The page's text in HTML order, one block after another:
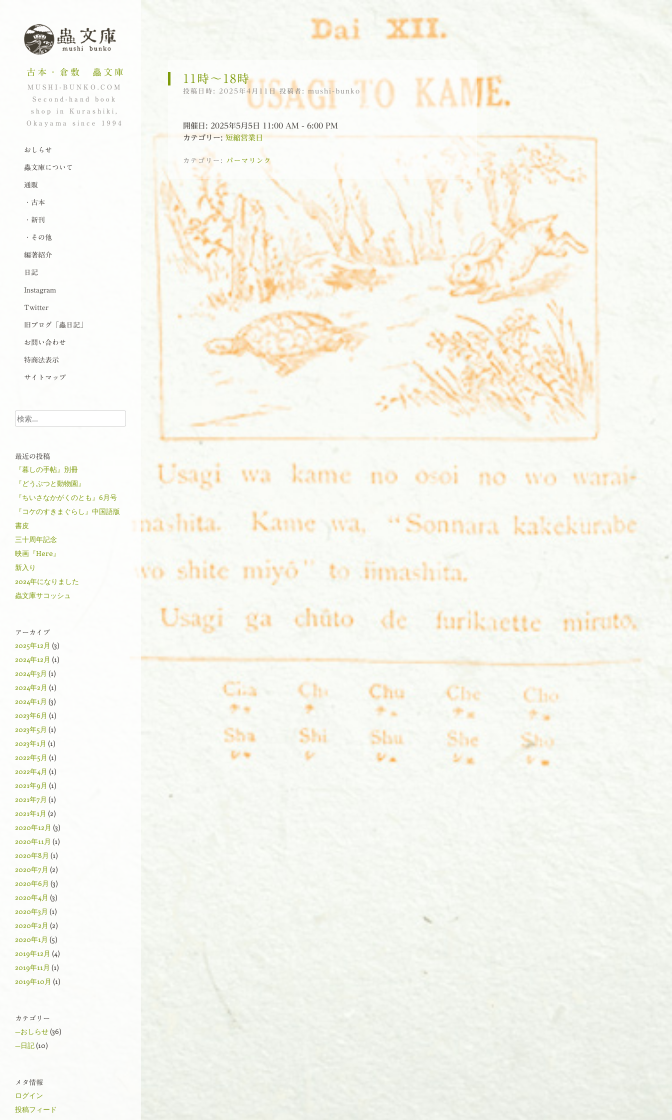
古本・倉敷 蟲文庫
MUSHI-BUNKO.COM
Second-hand book
shop in Kurashiki,
Okayama since 1994
ナビゲーション
コンテンツへスキップ
おしらせ
蟲文庫について
通販
・古本
・新刊
・その他
編著紹介
日記
Instagram
Twitter
旧ブログ「蟲日記」
お問い合わせ
特商法表示
サイトマップ
11時〜18時
投稿日時: 2025年4月11日投稿者: mushi-bunko
開催日: 2025年5月5日 11:00 AM - 6:00 PM
カテゴリー: 短縮営業日
カテゴリー: パーマリンク
投稿ナビゲーション
検索
最近の投稿
『暮しの手帖』別冊
『どうぶつと動物園』
『ちいさなかがくのとも』6月号
『コケのすきまぐらし』中国語版
書皮
三十周年記念
映画『Here』
新入り
2024年になりました
蟲文庫サコッシュ
アーカイブ
2025年12月 (3)
2024年12月 (1)
2024年3月 (1)
2024年2月 (1)
2024年1月 (3)
2023年6月 (1)
2023年5月 (1)
2023年1月 (1)
2022年5月 (1)
2022年4月 (1)
2021年9月 (1)
2021年7月 (1)
2021年1月 (2)
2020年12月 (3)
2020年11月 (1)
2020年8月 (1)
2020年7月 (2)
2020年6月 (3)
2020年4月 (3)
2020年3月 (1)
2020年2月 (2)
2020年1月 (5)
2019年12月 (4)
2019年11月 (1)
2019年10月 (1)
カテゴリー
—おしらせ(36)
—日記(10)
メタ情報
ログイン
投稿フィード